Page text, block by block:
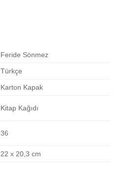
Feride Sönmez
Türkçe
Karton Kapak
Kitap Kağıdı
36
22 x 20,3 cm